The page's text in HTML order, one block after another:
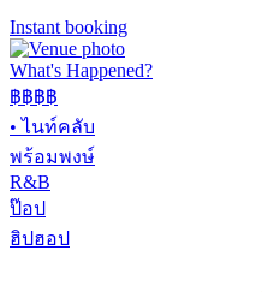
Instant booking
What's Happened?
฿฿฿฿
•ไนท์คลับ
พร้อมพงษ์
R&B
ป๊อป
ฮิปฮอป